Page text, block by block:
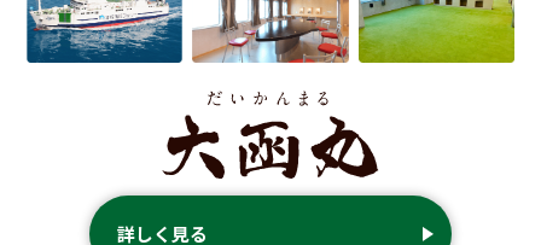
詳しく見る